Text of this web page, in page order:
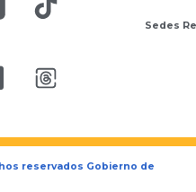
Sedes
reservados Gobierno de